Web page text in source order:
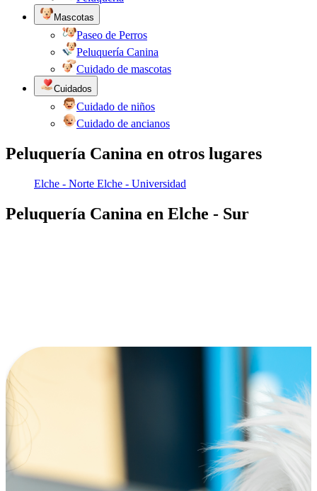
Mascotas
Paseo de Perros
Peluquería Canina
Cuidado de mascotas
Cuidados
Cuidado de niños
Cuidado de ancianos
Peluquería Canina en otros lugares
Elche - Norte Elche - Universidad
Peluquería Canina en Elche - Sur